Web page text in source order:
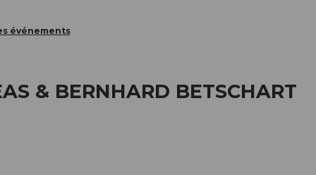
événements
& BERNHARD BETSCHART